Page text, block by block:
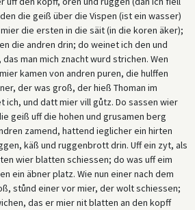
die geiß über die Vispen (ist ein wasser)
die ersten in die säit (in die koren äker);
die andren drin; do weinet ich den und
man mich znacht wurd strichen. Wen
kamen von andren puren, die hulffen
der was groß, der hieß Thoman im
ich, und datt mier vill gůtz. Do sassen wier
geiß uff die hohen und grusamen berg
zamend, hattend ieglicher ein hirten
käß und ruggenbrott drin. Uff ein zyt, als
wier blatten schiessen; do was uff eim
ein äbner platz. Wie nun einer nach dem
stůnd einer vor mier, der wolt schiessen;
das er mier nit blatten an den kopff